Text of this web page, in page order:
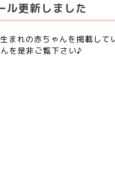
ル更新しました
まれの赤ちゃんを掲載して
を是非ご覧下さい♪